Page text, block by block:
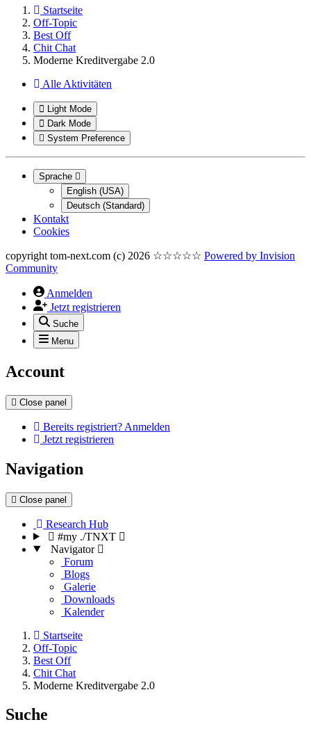
Startseite
Off-Topic
Best Off
Chit Chat
Moderne Kreditvergabe 2.0
Alle Aktivitäten
Light Mode
Dark Mode
System Preference
Sprache
English (USA)
Deutsch (Standard)
Kontakt
Cookies
copyright tom-next.com (c) 2026 ☆☆☆☆☆ Powered by Invision
Community
Anmelden
Jetzt registrieren
Suche
Menu
Account
Close panel
Bereits registriert? Anmelden
Jetzt registrieren
Navigation
Close panel
Research Hub
#my ./TNXT
Navigator
Forum
Blogs
Galerie
Downloads
Kalender
Startseite
Off-Topic
Best Off
Chit Chat
Moderne Kreditvergabe 2.0
Suche